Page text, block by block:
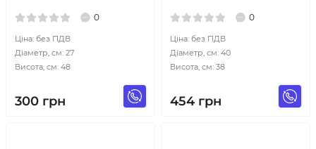
0
Ціна: без ПДВ
Діаметр, см: 27
Висота, см: 48
300 грн
0
Ціна: без ПДВ
Діаметр, см: 40
Висота, см: 38
454 грн